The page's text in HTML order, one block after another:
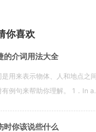
你喜欢
的介词用法大全
是用来表示物体、人和地点之
有例句来帮助你理解。 1．In
时你该说些什么